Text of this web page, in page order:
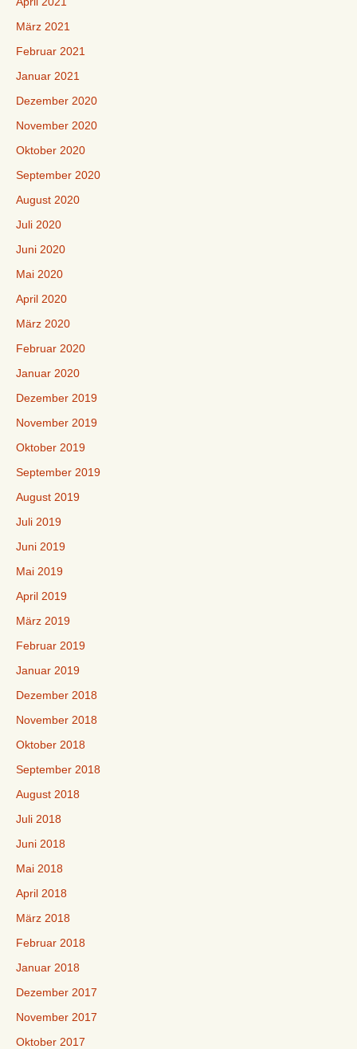
März 2021
Februar 2021
Januar 2021
Dezember 2020
November 2020
Oktober 2020
September 2020
August 2020
Juli 2020
Juni 2020
Mai 2020
April 2020
März 2020
Februar 2020
Januar 2020
Dezember 2019
November 2019
Oktober 2019
September 2019
August 2019
Juli 2019
Juni 2019
Mai 2019
April 2019
März 2019
Februar 2019
Januar 2019
Dezember 2018
November 2018
Oktober 2018
September 2018
August 2018
Juli 2018
Juni 2018
Mai 2018
April 2018
März 2018
Februar 2018
Januar 2018
Dezember 2017
November 2017
Oktober 2017